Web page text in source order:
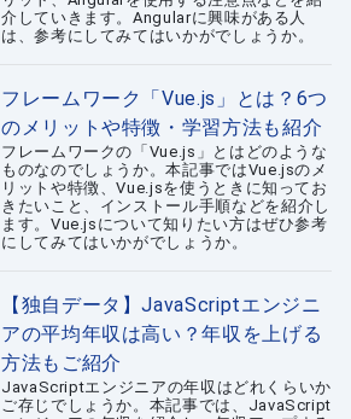
介していきます。Angularに興味がある人
は、参考にしてみてはいかがでしょうか。
フレームワーク「Vue.js」とは？6つ
のメリットや特徴・学習方法も紹介
フレームワークの「Vue.js」とはどのような
ものなのでしょうか。本記事ではVue.jsのメ
リットや特徴、Vue.jsを使うときに知ってお
きたいこと、インストール手順などを紹介し
ます。Vue.jsについて知りたい方はぜひ参考
にしてみてはいかがでしょうか。
【独自データ】JavaScriptエンジニ
アの平均年収は高い？年収を上げる
方法もご紹介
JavaScriptエンジニアの年収はどれくらいか
ご存じでしょうか。本記事では、JavaScript